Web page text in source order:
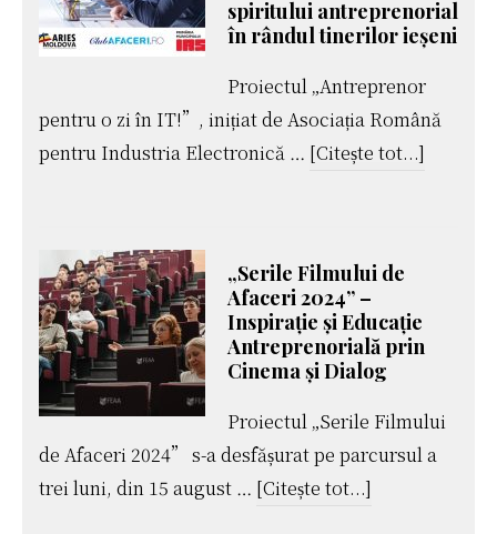
spiritului antreprenorial
în rândul tinerilor ieșeni
Proiectul „Antreprenor
pentru o zi în IT!”, inițiat de Asociația Română
pentru Industria Electronică … [Citește tot...]
Un
inovativ
„Serile Filmului de
Afaceri 2024” –
Inspirație și Educație
Antreprenorială prin
Cinema și Dialog
Proiectul „Serile Filmului
de Afaceri 2024” s-a desfășurat pe parcursul a
trei luni, din 15 august … [Citește tot...]